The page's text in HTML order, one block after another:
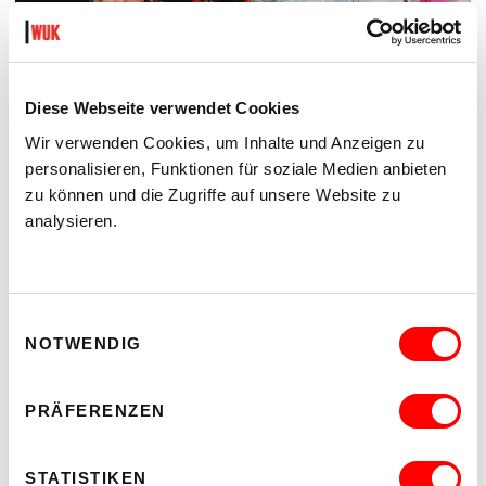
Diese Webseite verwendet Cookies
Wir verwenden Cookies, um Inhalte und Anzeigen zu
personalisieren, Funktionen für soziale Medien anbieten
zu können und die Zugriffe auf unsere Website zu
analysieren.
NOTWENDIG
PRÄFERENZEN
STATISTIKEN
METHODE IST?
Do 17.9.2026 bis Sa 24.10.2026
kex—kunsthalle exnergasse
Barrierefrei über Lift B